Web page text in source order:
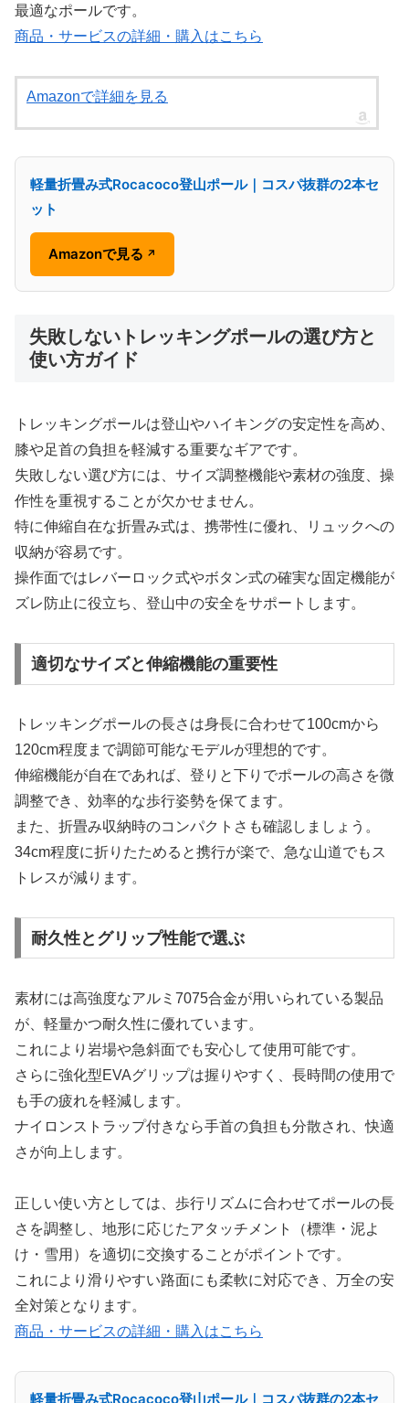
最適なポールです。
商品・サービスの詳細・購入はこちら
Amazonで詳細を見る
軽量折畳み式Rocacoco登山ポール｜コスパ抜群の2本セ
ット
Amazonで見る ↗
失敗しないトレッキングポールの選び方と
使い方ガイド
トレッキングポールは登山やハイキングの安定性を高め、
膝や足首の負担を軽減する重要なギアです。
失敗しない選び方には、サイズ調整機能や素材の強度、操
作性を重視することが欠かせません。
特に伸縮自在な折畳み式は、携帯性に優れ、リュックへの
収納が容易です。
操作面ではレバーロック式やボタン式の確実な固定機能が
ズレ防止に役立ち、登山中の安全をサポートします。
適切なサイズと伸縮機能の重要性
トレッキングポールの長さは身長に合わせて100cmから
120cm程度まで調節可能なモデルが理想的です。
伸縮機能が自在であれば、登りと下りでポールの高さを微
調整でき、効率的な歩行姿勢を保てます。
また、折畳み収納時のコンパクトさも確認しましょう。
34cm程度に折りたためると携行が楽で、急な山道でもス
トレスが減ります。
耐久性とグリップ性能で選ぶ
素材には高強度なアルミ7075合金が用いられている製品
が、軽量かつ耐久性に優れています。
これにより岩場や急斜面でも安心して使用可能です。
さらに強化型EVAグリップは握りやすく、長時間の使用で
も手の疲れを軽減します。
ナイロンストラップ付きなら手首の負担も分散され、快適
さが向上します。
正しい使い方としては、歩行リズムに合わせてポールの長
さを調整し、地形に応じたアタッチメント（標準・泥よ
け・雪用）を適切に交換することがポイントです。
これにより滑りやすい路面にも柔軟に対応でき、万全の安
全対策となります。
商品・サービスの詳細・購入はこちら
軽量折畳み式Rocacoco登山ポール｜コスパ抜群の2本セ